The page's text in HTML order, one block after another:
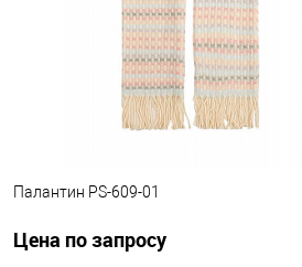
Другие варианты товара
1-2 1-3 1-4
1-8 1-9 10-1
Палантин PS-609-01
Цена по запросу